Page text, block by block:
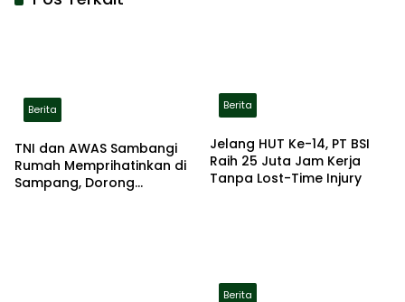
Berita
TNI dan AWAS Sambangi
Rumah Memprihatinkan di
Sampang, Dorong
Berita
Jelang HUT Ke-14, PT BSI
Raih 25 Juta Jam Kerja
Tanpa Lost-Time Injury
Berita